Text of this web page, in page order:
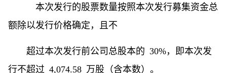
本次发行的股票数量按照本次发行募集资金总
额除以发行价格确定，且不
超过本次发行前公司总股本的 30%，即本次发
行不超过 4,074.58 万股（含本数）。